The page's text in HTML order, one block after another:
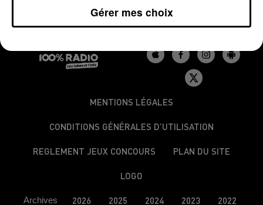
MENTIONS LÉGALES
CONDITIONS GÉNÉRALES D’UTILISATION
REGLEMENT JEUX CONCOURS PLAN DU SITE
LOGO
Archives 2026 2025 2024 2023 2022
Gérer mes choix